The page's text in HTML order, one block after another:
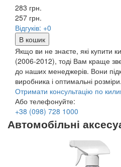
283 грн.
257 грн.
Відгуків: +0
В кошик
Якщо ви не знаєте, які купити
(2006-2012), тоді Вам краще
до наших менеджерів. Вони
виробника і оптимальні розміри.
Отримати консультацію по
Або телефонуйте:
+38 (098) 728 1000
Автомобільні